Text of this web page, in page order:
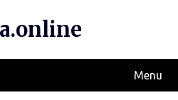
Menu